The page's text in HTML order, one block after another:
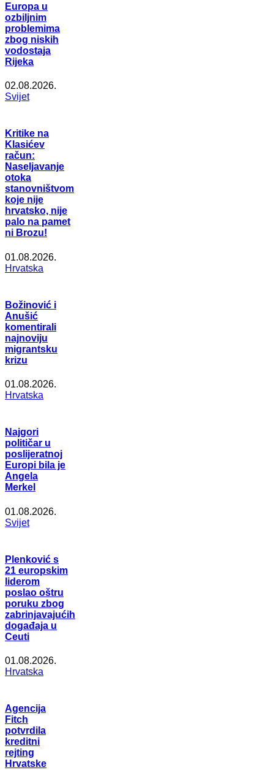
Europa u
ozbiljnim
problemima
zbog niskih
vodostaja
Rijeka
02.08.2026.
Svijet
Kritike na
Klasićev
račun:
Naseljavanje
otoka
stanovništvom
koje nije
hrvatsko, nije
palo na pamet
ni Brozu!
01.08.2026.
Hrvatska
Božinović i
Anušić
komentirali
najnoviju
migrantsku
krizu
01.08.2026.
Hrvatska
Najgori
političar u
poslijeratnoj
Europi bila je
Angela
Merkel
01.08.2026.
Svijet
Plenković s
21 europskim
liderom
poslao oštru
poruku zbog
zabrinjavajućih
događaja u
Ceuti
01.08.2026.
Hrvatska
Agencija
Fitch
potvrdila
kreditni
rejting
Hrvatske